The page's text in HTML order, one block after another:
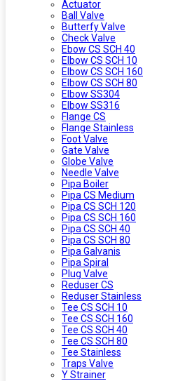
Actuator
Ball Valve
Butterfy Valve
Check Valve
Ebow CS SCH 40
Elbow CS SCH 10
Elbow CS SCH 160
Elbow CS SCH 80
Elbow SS304
Elbow SS316
Flange CS
Flange Stainless
Foot Valve
Gate Valve
Globe Valve
Needle Valve
Pipa Boiler
Pipa CS Medium
Pipa CS SCH 120
Pipa CS SCH 160
Pipa CS SCH 40
Pipa CS SCH 80
Pipa Galvanis
Pipa Spiral
Plug Valve
Reduser CS
Reduser Stainless
Tee CS SCH 10
Tee CS SCH 160
Tee CS SCH 40
Tee CS SCH 80
Tee Stainless
Traps Valve
Y Strainer